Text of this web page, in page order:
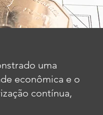
uma
econômica e o
contínua,